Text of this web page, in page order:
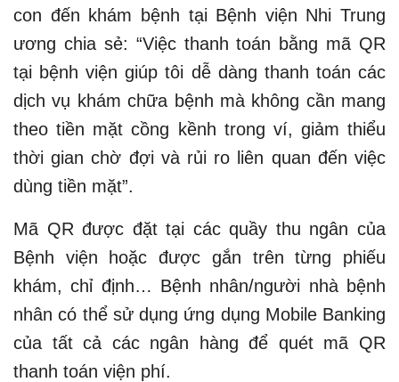
con đến khám bệnh tại Bệnh viện Nhi Trung
ương chia sẻ: “Việc thanh toán bằng mã QR
tại bệnh viện giúp tôi dễ dàng thanh toán các
dịch vụ khám chữa bệnh mà không cần mang
theo tiền mặt cồng kềnh trong ví, giảm thiểu
thời gian chờ đợi và rủi ro liên quan đến việc
dùng tiền mặt”.
Mã QR được đặt tại các quầy thu ngân của
Bệnh viện hoặc được gắn trên từng phiếu
khám, chỉ định… Bệnh nhân/người nhà bệnh
nhân có thể sử dụng ứng dụng Mobile Banking
của tất cả các ngân hàng để quét mã QR
thanh toán viện phí.